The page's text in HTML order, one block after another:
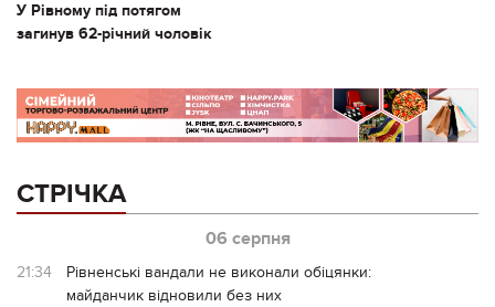
У Рівному під потягом
загинув 62-річний чоловік
СТРІЧКА
06 серпня
21:34
Рівненські вандали не виконали обіцянки:
майданчик відновили без них